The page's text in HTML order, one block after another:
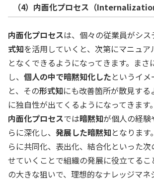
（4）内面化プロセス （
内面化プロセスは、個々の従業員がシ
式知を活用していくと、次第にマニュア
となくできるようになってきます。まさ
し、 個人の中で暗黙知化したというイメ
と、その形式知にも改善箇所が散見する
に独自性が出てくるようになってきます。
内面化プロセスでは暗黙知が個人の経験
らに深化し、 発展した暗黙知となりま
らに共同化、表出化、結合化といった
せていくことで組織の発展に役立てるこ
の大きな狙いで、理想的なナレッジマネ